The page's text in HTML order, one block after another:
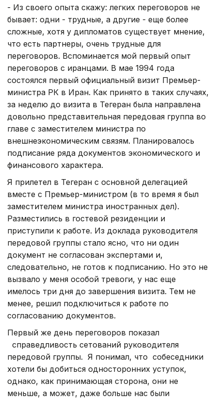
- Из своего опыта скажу: легких переговоров не
бывает: одни - трудные, а другие - еще более
сложные, хотя у дипломатов существует мнение,
что есть партнеры, очень трудные для
переговоров. Вспоминается мой первый опыт
переговоров с иранцами. В мае 1994 года
состоялся первый официальный визит Премьер-
министра РК в Иран. Как принято в таких случаях,
за неделю до визита в Тегеран была направлена
довольно представительная передовая группа во
главе с заместителем министра по
внешнеэкономическим связям. Планировалось
подписание ряда документов экономического и
финансового характера.
Я прилетел в Тегеран с основной делегацией
вместе с Премьер-министром (в то время я был
заместителем министра иностранных дел).
Разместились в гостевой резиденции и
приступили к работе. Из доклада руководителя
передовой группы стало ясно, что ни один
документ не согласован экспертами и,
следовательно, не готов к подписанию. Но это не
вызвало у меня особой тревоги, у нас еще
имелось три дня до завершения визита. Тем не
менее, решил подключиться к работе по
согласованию документов.
Первый же день переговоров показал
справедливость сетований руководителя
передовой группы. Я понимал, что собеседники
хотели бы добиться односторонних уступок,
однако, как принимающая сторона, они не
меньше, а может, даже больше нас были